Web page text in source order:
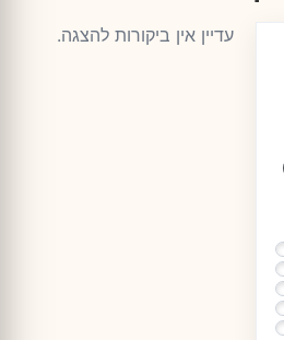
0
עדיין אין ביקורות להצגה.